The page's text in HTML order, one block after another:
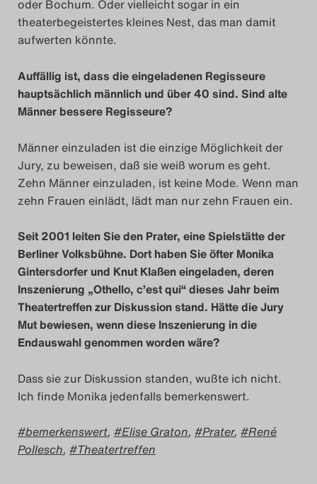
2018 Alumni
Das Theatertreffen-
2019
Das Theatertreffen-
2020
Das Theatertreffen-
2021
Das Theatertreffen-
2022
Das Theatertreffen-
2023
Das Theatertreffen-
2024
Das Theatertreffen-
2025
oder Bochum. Oder vielleicht sogar in ein
theaterbegeistertes kleines Nest, das man damit
aufwerten könnte.
Auffällig ist, dass die eingeladenen Regisseure
hauptsächlich männlich und über 40 sind. Sind alte
Männer bessere Regisseure?
Männer einzuladen ist die einzige Möglichkeit der
Jury, zu beweisen, daß sie weiß worum es geht.
Zehn Männer einzuladen, ist keine Mode. Wenn man
zehn Frauen einlädt, lädt man nur zehn Frauen ein.
Seit 2001 leiten Sie den Prater, eine Spielstätte der
Berliner Volksbühne. Dort haben Sie öfter Monika
Gintersdorfer und Knut Klaßen eingeladen, deren
Inszenierung „Othello, c’est qui“ dieses Jahr beim
Theatertreffen zur Diskussion stand. Hätte die Jury
Mut bewiesen, wenn diese Inszenierung in die
Endauswahl genommen worden wäre?
Dass sie zur Diskussion standen, wußte ich nicht.
Ich finde Monika jedenfalls bemerkenswert.
bemerkenswert, Elise Graton, Prater,
René
Pollesch, Theatertreffen